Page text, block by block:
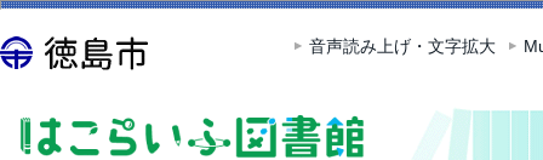
この
音声読み上げ・文字拡大